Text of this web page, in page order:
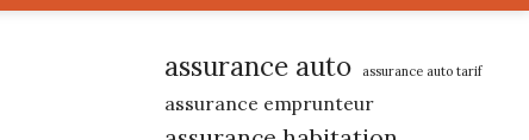
assurance auto assurance auto tarif
assurance emprunteur